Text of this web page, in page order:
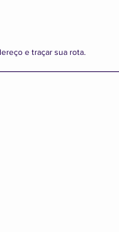
e traçar sua rota.